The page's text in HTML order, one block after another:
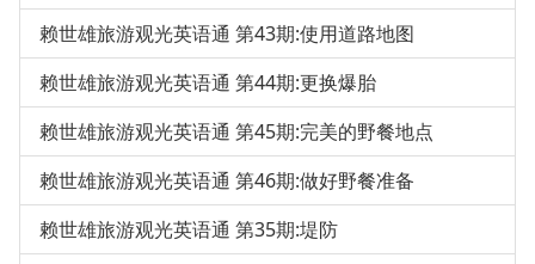
赖世雄旅游观光英语通 第43期:使用道路地图
赖世雄旅游观光英语通 第44期:更换爆胎
赖世雄旅游观光英语通 第45期:完美的野餐地点
赖世雄旅游观光英语通 第46期:做好野餐准备
赖世雄旅游观光英语通 第35期:堤防